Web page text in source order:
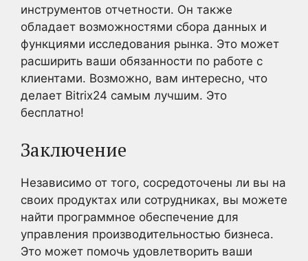
инструментов отчетности. Он также
обладает возможностями сбора данных и
функциями исследования рынка. Это может
расширить ваши обязанности по работе с
клиентами. Возможно, вам интересно, что
делает Bitrix24 самым лучшим. Это
бесплатно!
Заключение
Независимо от того, сосредоточены ли вы на
своих продуктах или сотрудниках, вы можете
найти программное обеспечение для
управления производительностью бизнеса.
Это может помочь удовлетворить ваши